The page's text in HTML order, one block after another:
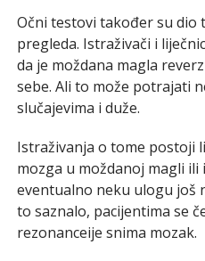
Očni testovi također su dio
pregleda. Istraživači i
da je moždana magla
sebe. Ali to može potrajati
slučajevima i duže.
Istraživanja o tome postoji
mozga u moždanoj magli
eventualno neku ulogu još
to saznalo, pacijentima se
rezonanceije snima mozak.